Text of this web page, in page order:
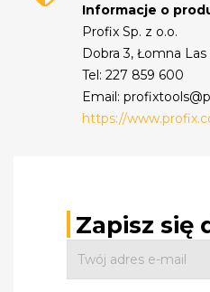
Informacje o
Profix Sp. z o.o.
Dobra 3, Łomna Las
Tel: 227 859 600
Email:
https://
Zapisz się